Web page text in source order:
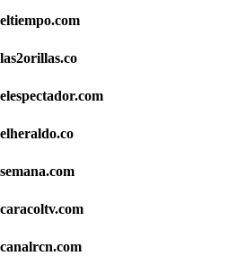
eltiempo.com
las2orillas.co
elespectador.com
elheraldo.co
semana.com
caracoltv.com
canalrcn.com